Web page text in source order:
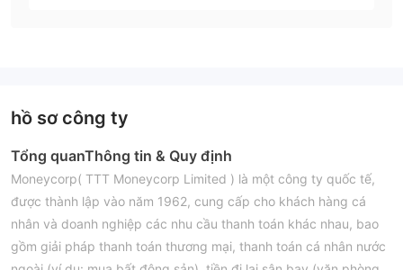
hồ sơ công ty
Tổng quanThông tin & Quy định
Moneycorp( TTT Moneycorp Limited ) là một công ty quốc tế,
được thành lập vào năm 1962, cung cấp cho khách hàng cá
nhân và doanh nghiệp các nhu cầu thanh toán khác nhau, bao
gồm giải pháp thanh toán thương mại, thanh toán cá nhân nước